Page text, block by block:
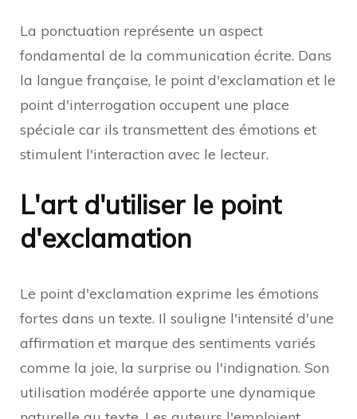
La ponctuation représente un aspect
fondamental de la communication écrite. Dans
la langue française, le point d'exclamation et le
point d'interrogation occupent une place
spéciale car ils transmettent des émotions et
stimulent l'interaction avec le lecteur.
L'art d'utiliser le point
d'exclamation
Le point d'exclamation exprime les émotions
fortes dans un texte. Il souligne l'intensité d'une
affirmation et marque des sentiments variés
comme la joie, la surprise ou l'indignation. Son
utilisation modérée apporte une dynamique